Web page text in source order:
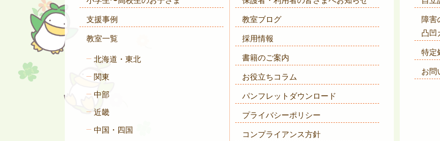
支援事例
教室一覧
北海道・東北
関東
中部
近畿
中国・四国
教室ブログ
採用情報
書籍のご案内
お役立ちコラム
パンフレットダウンロード
プライバシーポリシー
コンプライアンス方針
障害
凸凹
特定
お問